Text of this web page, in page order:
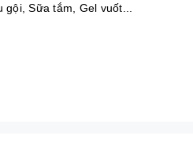
Sữa tắm, Gel vuốt...